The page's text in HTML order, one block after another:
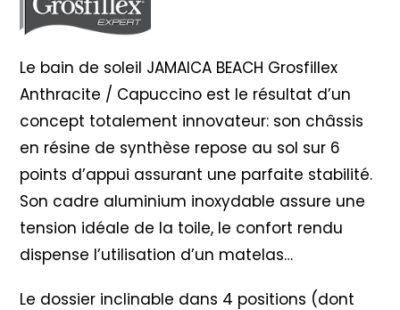
Capuccino
Le bain de soleil JAMAICA BEACH Grosfillex
Anthracite / Capuccino est le résultat d’un
concept totalement innovateur: son châssis
en résine de synthèse repose au sol sur 6
points d’appui assurant une parfaite stabilité.
Son cadre aluminium inoxydable assure une
tension idéale de la toile, le confort rendu
dispense l’utilisation d’un matelas…
Le dossier inclinable dans 4 positions (dont